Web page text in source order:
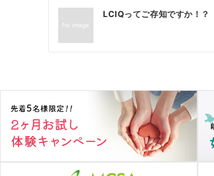
投
ナ
ゲ
ー
シ
ョ
ン
LCIQってご存知ですか！？